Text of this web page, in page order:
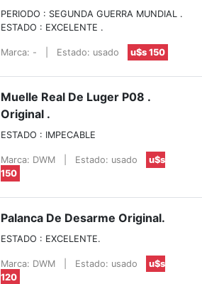
PERIODO : SEGUNDA GUERRA MUNDIAL .
ESTADO : EXCELENTE .
Marca: - Estado: usado u$s 150
Muelle Real De Luger P08 .
Original .
ESTADO : IMPECABLE
Marca: DWM Estado: usado
u$s
150
Palanca De Desarme Original.
ESTADO : EXCELENTE.
Marca: DWM Estado: usado
u$s
120